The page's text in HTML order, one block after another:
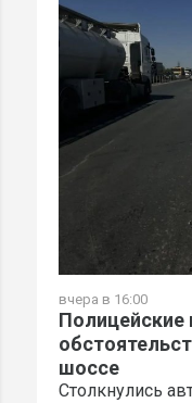
вчера в 16:00
шоссе
Столкнулись